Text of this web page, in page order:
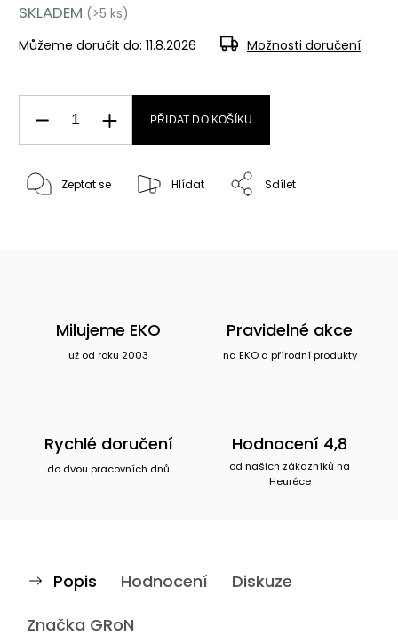
SKLADEM (>5 ks)
Můžeme doručit do: 11.8.2026 Možnosti doručení
PŘIDAT DO KOŠÍKU
Zeptat se Hlídat Sdílet
Milujeme EKO
už od roku 2003
Pravidelné akce
na EKO a přírodní produkty
Rychlé doručení
do dvou pracovních dnů
Hodnocení 4,8
od našich zákazníků na
Heuréce
Popis Hodnocení
Diskuze
Značka GRoN